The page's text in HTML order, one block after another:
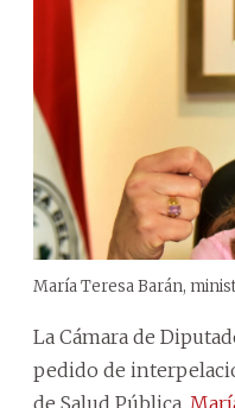
María Teresa Barán,
La Cámara de
pedido de
de Salud Pública,